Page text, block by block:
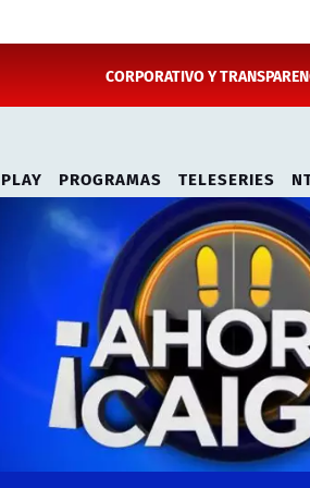
CORPORATIVO Y
PROGRAMAS TELESERIES